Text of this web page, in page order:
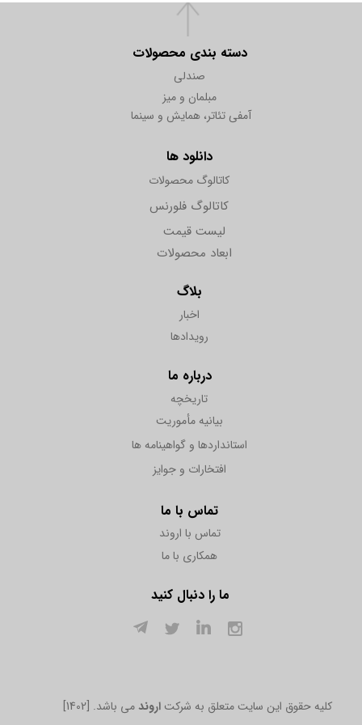
دسته بندی محصولات
صندلی
مبلمان و میز
آمفی تئاتر، همایش و سینما
دانلود ها
کاتالوگ محصولات
کاتالوگ فلورنس
بلاگ
اخبار
رویدادها
درباره ما
تاریخچه
بیانیه مأموریت
استانداردها و گواهینامه ها
افتخارات و جوایز
تماس با ما
تماس با اروند
همکاری با ما
ما را دنبال کنید
ابعاد محصولات
لیست قیمت
[1402] .کلیه حقوق این سایت متعلق به شرکت اروندمی باشد